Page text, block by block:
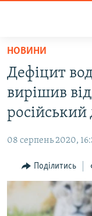
Перейти
основного
матеріалу
Перейти
до
основної
навігації
Перейти
до
пошуку
НОВИНИ
ВОДА.КРИМ
ВІДЕО ТА ФОТО
БЛОГИ
ПОГЛЯД
ІНТЕРВ'Ю
ВСЕ ЗА ДЕНЬ
НОВИНИ
Дефіцит
вирішив
російський
08 серпень 2020,
Поділитись